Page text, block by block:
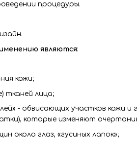
процедуры.
являются:
кожи;
тканей лица;
- обвисающих участков кожи и
которые изменяют
около глаз, «гусиных лапок»;